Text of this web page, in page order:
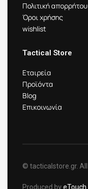
Πολιτική απορρήτου
Όροι χρήσης
wishlist
Tactical Store
Εταιρεία
Προϊόντα
Blog
Επικοινωνία
© tacticalstore.gr.
Produced byeTouch